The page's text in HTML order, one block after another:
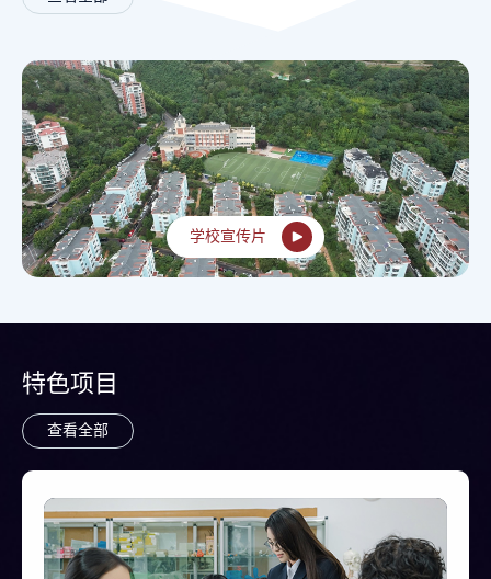
学校宣传片
特色项目
查看全部